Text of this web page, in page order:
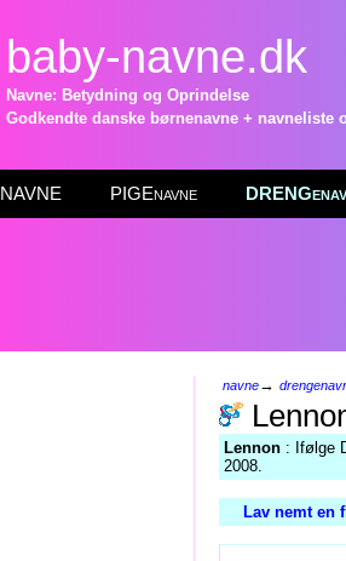
baby-navne.dk
Navne: Betydning og Oprindelse
Godkendte danske børnenavne +
NAVNE PIGEnavne
navne→
Lennon : Ifølge
2008.
Lav nemt en